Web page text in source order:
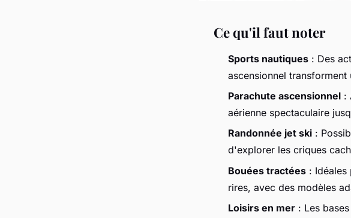
Ce qu'il faut noter
Sports nautiques : Des
ascensionnel
Parachute ascensionnel :
aérienne spectaculaire
Randonnée jet ski :
d'explorer les criques
Bouées tractées : Idéales
rires, avec des modèles
Loisirs en mer : Les